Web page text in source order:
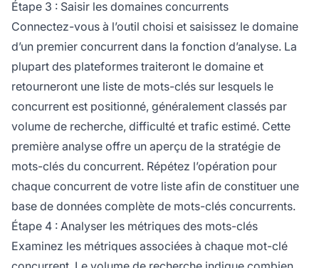
Étape 3 : Saisir les domaines concurrents
Connectez-vous à l’outil choisi et saisissez le domaine
d’un premier concurrent dans la fonction d’analyse. La
plupart des plateformes traiteront le domaine et
retourneront une liste de mots-clés sur lesquels le
concurrent est positionné, généralement classés par
volume de recherche, difficulté et trafic estimé. Cette
première analyse offre un aperçu de la stratégie de
mots-clés du concurrent. Répétez l’opération pour
chaque concurrent de votre liste afin de constituer une
base de données complète de mots-clés concurrents.
Étape 4 : Analyser les métriques des mots-clés
Examinez les métriques associées à chaque mot-clé